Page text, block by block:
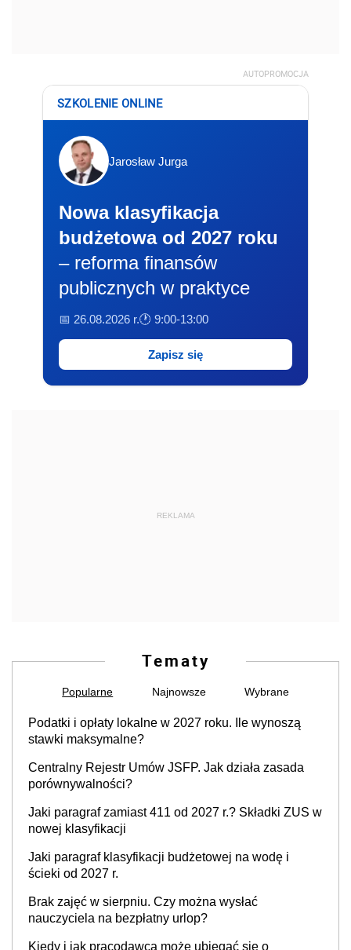
AUTOPROMOCJA
SZKOLENIE ONLINE
Jarosław Jurga
Nowa klasyfikacja
budżetowa od 2027 roku
– reforma finansów
publicznych w praktyce
📅 26.08.2026 r.🕐 9:00-13:00
Zapisz się
REKLAMA
Tematy
Popularne Najnowsze Wybrane
Podatki i opłaty lokalne w 2027 roku. Ile wynoszą
stawki maksymalne?
Centralny Rejestr Umów JSFP. Jak działa zasada
porównywalności?
Jaki paragraf zamiast 411 od 2027 r.? Składki ZUS w
nowej klasyfikacji
Jaki paragraf klasyfikacji budżetowej na wodę i
ścieki od 2027 r.
Brak zajęć w sierpniu. Czy można wysłać
nauczyciela na bezpłatny urlop?
Kiedy i jak pracodawca może ubiegać się o